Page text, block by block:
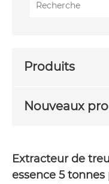
Produits
Nouveaux
Extracteur de
essence 5